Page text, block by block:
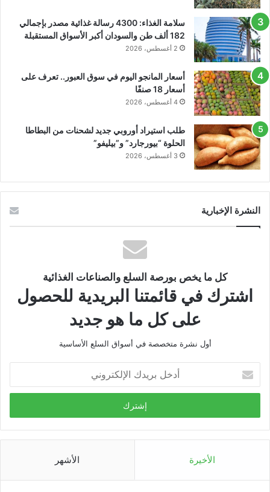
سلامة الغذاء: 4300 رسالة غذائية مصدر بإجمالي
182 ألف طن والسودان أكبر الأسواق المستقبلة
2 أغسطس، 2026
أسعار المانجو اليوم في سوق العبور.. تعرف على
أسعار 18 صنفًا
4 أغسطس، 2026
طلب استيراد أوروبي جديد لشحنات من البطاطا
الحلوة “بيورجارد” و”بيليفو”
3 أغسطس، 2026
النشرة الإخبارية
كل ما يخص بورصة السلع والصناعات الغذائية
اشترك في قائمتنا البريدية للحصول
على كل ما هو جديد
أول نشرة متخصصة في أسواق السلع الأساسية
بريدك
الإلكتروني
الأخيرة الأشهر